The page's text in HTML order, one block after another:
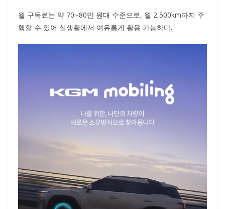
월 구독료는 약 70~80만 원대 수준으로, 월 2,500km까지 주
행할 수 있어 실생활에서 여유롭게 활용 가능하다.